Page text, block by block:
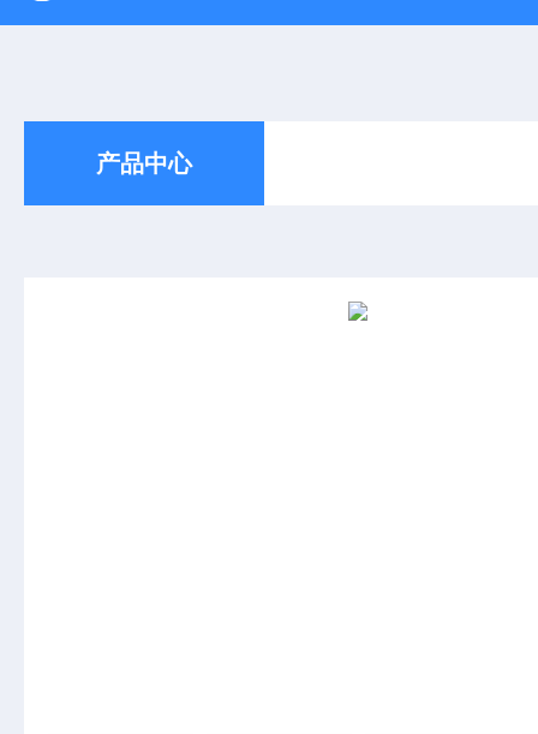
产品中心